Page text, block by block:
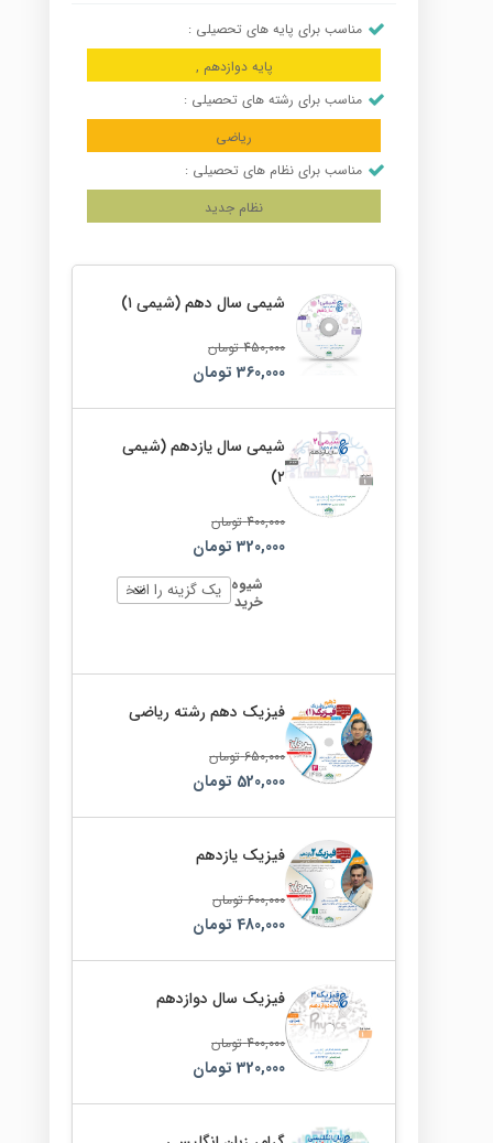
مناسب برای پایه های تحصیلی :
پایه دوازدهم ,
مناسب برای رشته های تحصیلی :
ریاضی
مناسب برای نظام های تحصیلی :
نظام جدید
شیمی سال دهم (شیمی ۱)
450,000 تومان
360,000 تومان
شیمی سال یازدهم (شیمی
۲)
400,000 تومان
320,000 تومان
شیوه
خرید
فیزیک دهم رشته ریاضی
650,000 تومان
520,000 تومان
فیزیک یازدهم
600,000 تومان
480,000 تومان
فیزیک سال دوازدهم
400,000 تومان
320,000 تومان